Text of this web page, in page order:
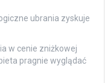
ubrania zyskuje
w cenie zniżkowej
pragnie wyglądać